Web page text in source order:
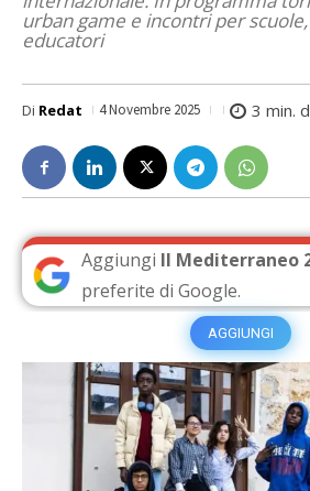
urban game e incontri per
educatori
Di Redat 4 Novembre 2025 3 min.
Aggiungi Il Mediterraneo
preferite di Google.
AGGIUNGI